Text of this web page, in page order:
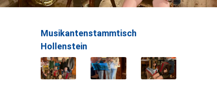
Musikantenstammtisch
Hollenstein